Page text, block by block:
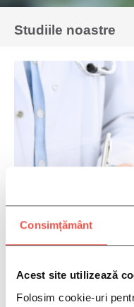
Consimțământ
Acest site utilizează
Folosim cookie-uri
Studiile noastre